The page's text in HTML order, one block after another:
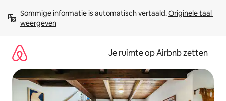
direct
naar
Sommige informatie is automatisch vertaald. Originele taal
weergeven
Je ruimte op Airbnb zetten